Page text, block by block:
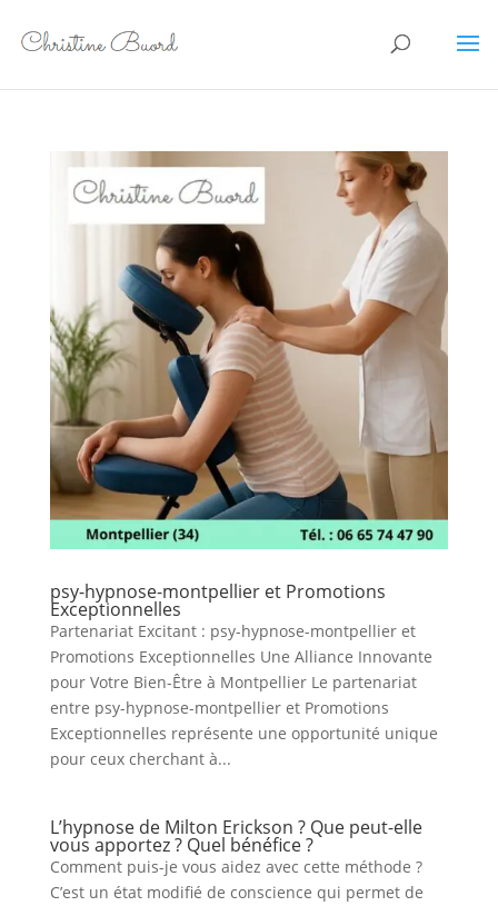
psy-hypnose-montpellier et Promotions
Exceptionnelles
Partenariat Excitant : psy-hypnose-montpellier et
Promotions Exceptionnelles Une Alliance Innovante
pour Votre Bien-Être à Montpellier Le partenariat
entre psy-hypnose-montpellier et Promotions
Exceptionnelles représente une opportunité unique
pour ceux cherchant à...
L’hypnose de Milton Erickson ? Que peut-elle
vous apportez ? Quel bénéfice ?
Comment puis-je vous aidez avec cette méthode ?
C’est un état modifié de conscience qui permet de